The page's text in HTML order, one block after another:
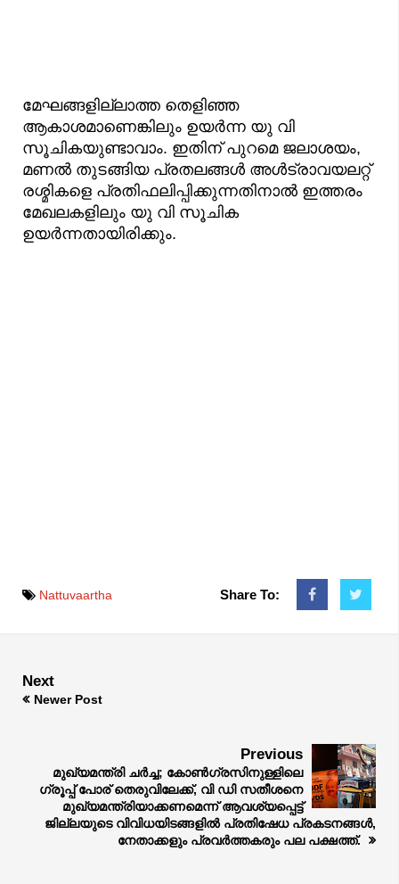
മേഘങ്ങളില്ലാത്ത തെളിഞ്ഞ
ആകാശമാണെങ്കിലും ഉയർന്ന യു വി
സൂചികയുണ്ടാവാം. ഇതിന് പുറമെ ജലാശയം,
മണൽ തുടങ്ങിയ പ്രതലങ്ങൾ അൾട്രാവയലറ്റ്
രശ്മികളെ പ്രതിഫലിപ്പിക്കുന്നതിനാൽ ഇത്തരം
മേഖലകളിലും യു വി സൂചിക
ഉയർന്നതായിരിക്കും.
Nattuvaartha Share To:
Next
Newer Post
Previous
മുഖ്യമന്ത്രി ചർച്ച; കോൺഗ്രസിനുള്ളിലെ
ഗ്രൂപ്പ് പോര് തെരുവിലേക്ക്, വി ഡി സതീശനെ
മുഖ്യമന്ത്രിയാക്കണമെന്ന് ആവശ്യപ്പെട്ട്
ജില്ലയുടെ വിവിധയിടങ്ങളിൽ പ്രതിഷേധ പ്രകടനങ്ങൾ,
നേതാക്കളും പ്രവർത്തകരും പല പക്ഷത്ത്.